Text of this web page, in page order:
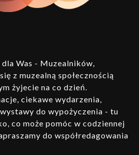
Was - Muzealników,
z muzealną społecznością
żyjecie na co dzień.
ciekawe wydarzenia,
do wypożyczenia - tu
co może pomóc w codziennej
do współredagowania